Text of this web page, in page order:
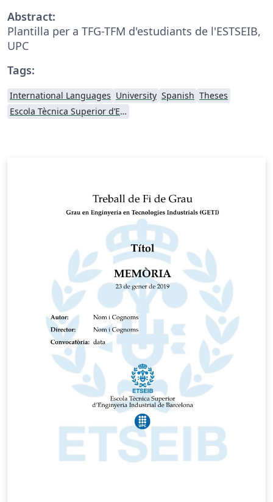
Abstract:
Plantilla per a TFG-TFM d'estudiants de l'ESTSEIB,
UPC
Tags:
International Languages University Spanish Theses
Escola Tècnica Superior d’Enginyeria Industrial de Barcelona